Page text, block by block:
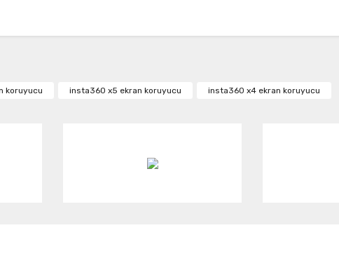
Yorum Yaz
koruyucu insta360 x5 ekran koruyucu insta360 x4 ekran koruyucu